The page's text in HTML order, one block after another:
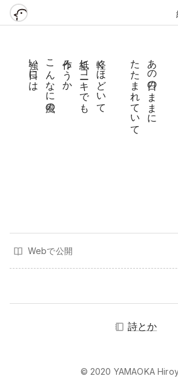
あの日のままに
たたまれていて
軽くほどいて
紙ヒコーキでも
作ろうか
こんなに風の
強い日には
Webで公開
詩とか
© 2020 YAMAOKA